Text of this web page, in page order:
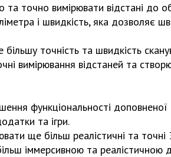
точно вимірювати відстані до
і швидкість, яка дозволяє
точність та швидкість
вимірювання відстаней та
функціональності доповненої
та ігри.
ще більш реалістичні та точні
іммерсивною та реалістичною